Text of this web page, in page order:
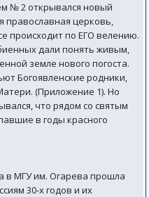
№ 2 открывался новый
православная церковь,
происходит по ЕГО велению.
дали понять живым,
земле нового погоста.
Богоявленские родники,
(Приложение 1). Но
что рядом со святым
в годы красного
в МГУ им. Огарева прошла
30-х годов и их